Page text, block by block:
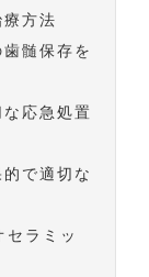
方法
髄保存を
応急処置
で適切な
セラミッ